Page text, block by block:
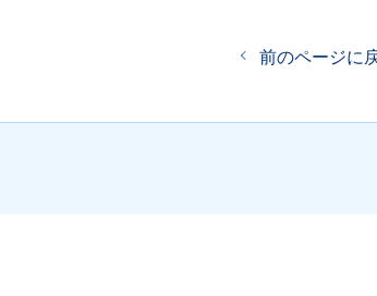
前のページに